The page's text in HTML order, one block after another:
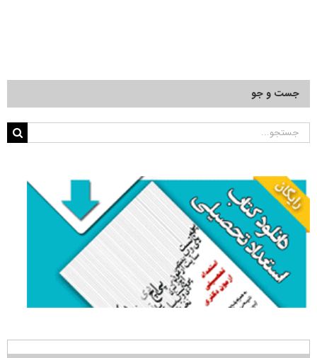
جست و جو
جستجو